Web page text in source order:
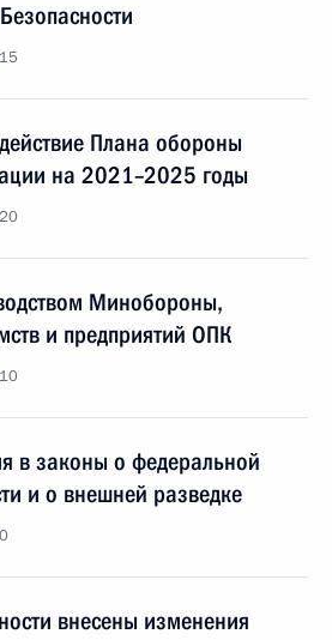
Плана обороны
на 2021–2025 годы
Минобороны,
и предприятий ОПК
в законы о федеральной
и о внешней разведке
внесены изменения